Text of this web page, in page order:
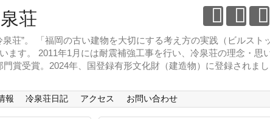
荘”。 「福岡の古い建物を大切にする考え方の実践（ビルスト
す。 2011年1月には耐震補強工事を行い、冷泉荘の理念・思
賞受賞。2024年、国登録有形文化財（建造物）に登録されまし
報 冷泉荘日記 アクセス お問い合わせ